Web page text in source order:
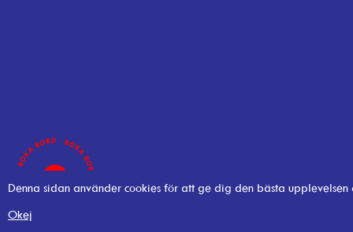
Denna sidan använder cookies för att ge dig den bästa
Okej